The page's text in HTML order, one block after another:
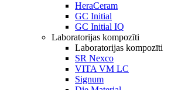
HeraCeram
GC Initial
GC Initial IQ
Laboratorijas kompozīti
Laboratorijas kompozīti
SR Nexco
VITA VM LC
Signum